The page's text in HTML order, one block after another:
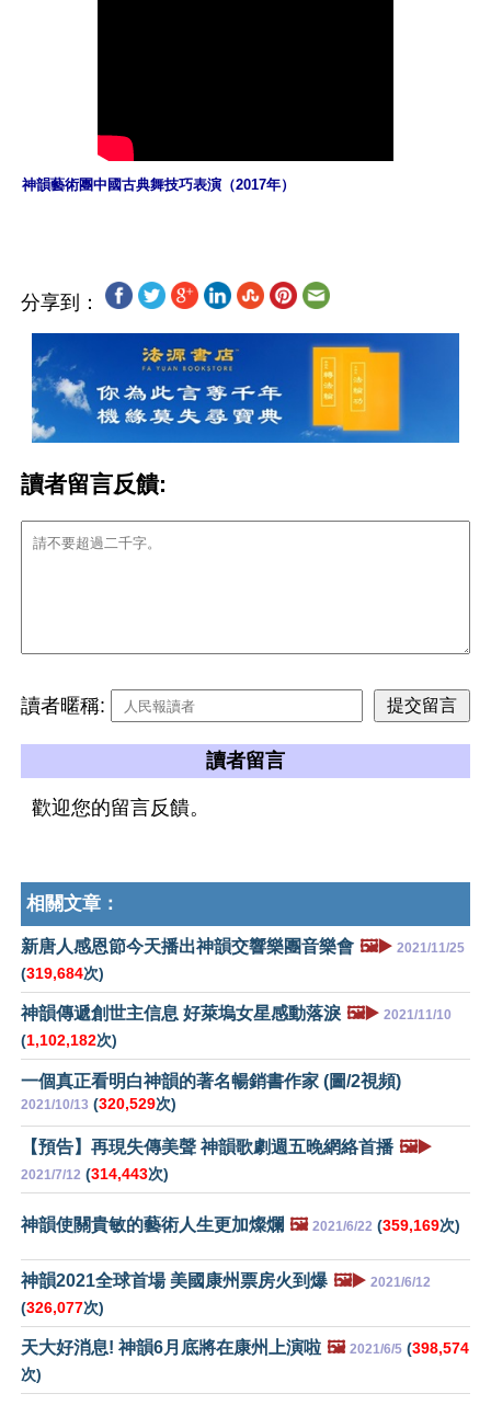
神韻藝術團中國古典舞技巧表演（2017年）
分享到：
讀者留言反饋:
讀者暱稱:
讀者留言
歡迎您的留言反饋。
相關文章：
新唐人感恩節今天播出神韻交響樂團音樂會 🖼️▶️ 2021/11/25
(319,684次)
神韻傳遞創世主信息 好萊塢女星感動落淚 🖼️▶️ 2021/11/10
(1,102,182次)
一個真正看明白神韻的著名暢銷書作家 (圖/2視頻)
2021/10/13 (320,529次)
【預告】再現失傳美聲 神韻歌劇週五晚網絡首播 🖼️▶️
2021/7/12 (314,443次)
神韻使關貴敏的藝術人生更加燦爛 🖼️ 2021/6/22 (359,169次)
神韻2021全球首場 美國康州票房火到爆 🖼️▶️ 2021/6/12
(326,077次)
天大好消息! 神韻6月底將在康州上演啦 🖼️ 2021/6/5 (398,574
次)